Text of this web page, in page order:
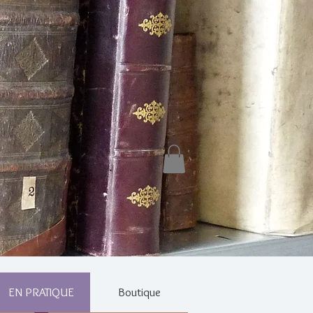
EN PRATIQUE Boutique